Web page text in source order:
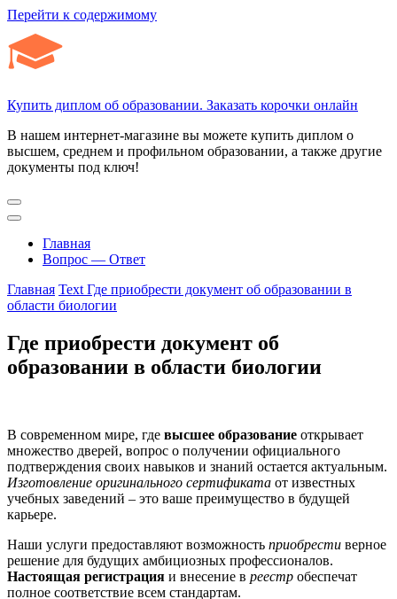
Перейти к содержимому
Купить диплом об образовании. Заказать корочки онлайн
В нашем интернет-магазине вы можете купить диплом о
высшем, среднем и профильном образовании, а также другие
документы под ключ!
Главная
Вопрос — Ответ
Главная Text Где приобрести документ об образовании в
области биологии
Где приобрести документ об
образовании в области биологии
В современном мире, где высшее образование открывает
множество дверей, вопрос о получении официального
подтверждения своих навыков и знаний остается актуальным.
Изготовление оригинального сертификата от известных
учебных заведений – это ваше преимущество в будущей
карьере.
Наши услуги предоставляют возможность приобрести верное
решение для будущих амбициозных профессионалов.
Настоящая регистрация и внесение в реестр обеспечат
полное соответствие всем стандартам.